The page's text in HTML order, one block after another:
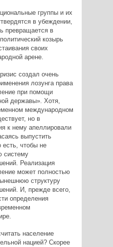
группы и их
в убеждении,
превращается в
козырь
своих
арене.
создал очень
лозунга права
при помощи
державы». Хотя,
международном
но в
к нему апеллировали
выпустить
есть, чтобы не
систему
Реализация
может полностью
структуру
И, прежде всего,
определения
население
нацией? Скорее